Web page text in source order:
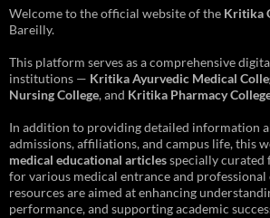
Welcome to the official website of the Kritika
Bareilly.
This platform serves as a comprehensive
institutions — Kritika Ayurvedic Medical
Nursing College, and Kritika Pharmacy
In addition to providing detailed information
admissions, affiliations, and campus life, this
medical educational articlesspecially curated
for various medical entrance and professional
resources are aimed at enhancing
performance, and supporting academic